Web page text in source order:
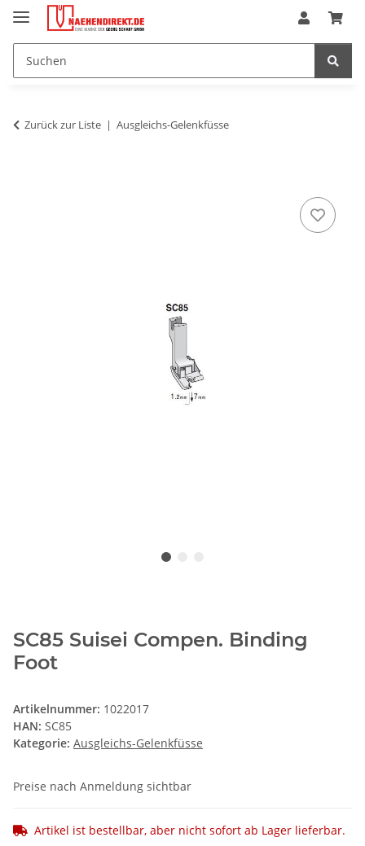
Zurück zur Liste Ausgleichs-Gelenkfüsse
SC85 Suisei Compen. Binding
Foot
Artikelnummer: 1022017
HAN: SC85
Kategorie: Ausgleichs-Gelenkfüsse
Preise nach Anmeldung sichtbar
Artikel ist bestellbar, aber nicht sofort ab Lager lieferbar.